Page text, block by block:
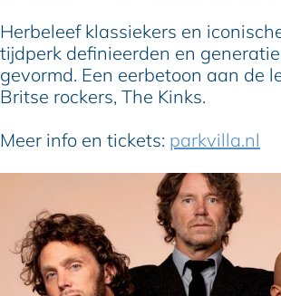
Herbeleef klassiekers en
tijdperk definieerden en
gevormd. Een eerbetoon aan de
Britse rockers, The Kinks.
Meer info en tickets: parkvilla.nl